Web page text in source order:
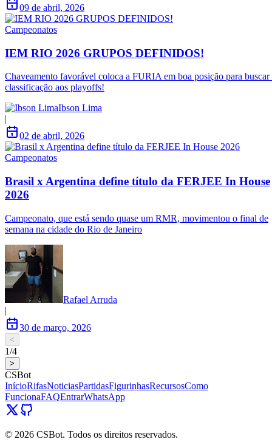
09 de abril, 2026
Campeonatos
IEM RIO 2026 GRUPOS DEFINIDOS!
Chaveamento favorável coloca a FURIA em boa posição para buscar
classificação aos playoffs!
Ibson Lima
|
02 de abril, 2026
Campeonatos
Brasil x Argentina define título da FERJEE In House
2026
Campeonato, que está sendo quase um RMR, movimentou o final de
semana na cidade do Rio de Janeiro
Rafael Arruda
|
30 de março, 2026
<
1/4
>
CSBot
InícioRifasNoticiasPartidasFigurinhasRecursosComo
FuncionaFAQEntrarWhatsApp
© 2026 CSBot. Todos os direitos reservados.